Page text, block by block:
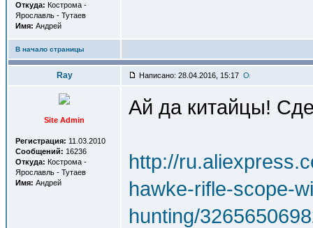
Откуда: Кострома -
Ярославль - Тутаев
Имя: Андрей
В начало страницы
Ray Написано: 28.04.2016, 15:17
Site Admin
Регистрация: 11.03.2010
Сообщений: 16236
Откуда: Кострома -
Ярославль - Тутаев
Имя: Андрей
Ай да китайцы!
http://
hawke-rifle-scope-
hunting/